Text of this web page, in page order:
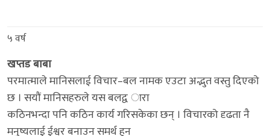
५ वर्ष
खप्तड बाबा
परमात्माले मानिसलाई विचार–बल नामक एउटा अद्भुत वस्तु दिएको
छ । सयौं मानिसहरुले यस बलद्व ारा
कठिनभन्दा पनि कठिन कार्य गरिसकेका छन् । विचारको दृढता नै
मनुष्यलाई ईश्वर बनाउन समर्थ हुन